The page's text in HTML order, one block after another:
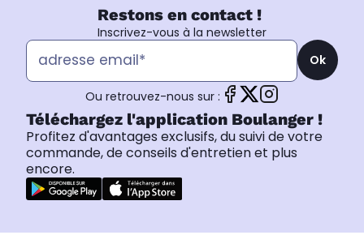
Restons en contact !
Inscrivez-vous à la newsletter
Ok
Ou retrouvez-nous sur :
Téléchargez l'application Boulanger !
Profitez d'avantages exclusifs, du suivi de votre
commande, de conseils d'entretien et plus
encore.